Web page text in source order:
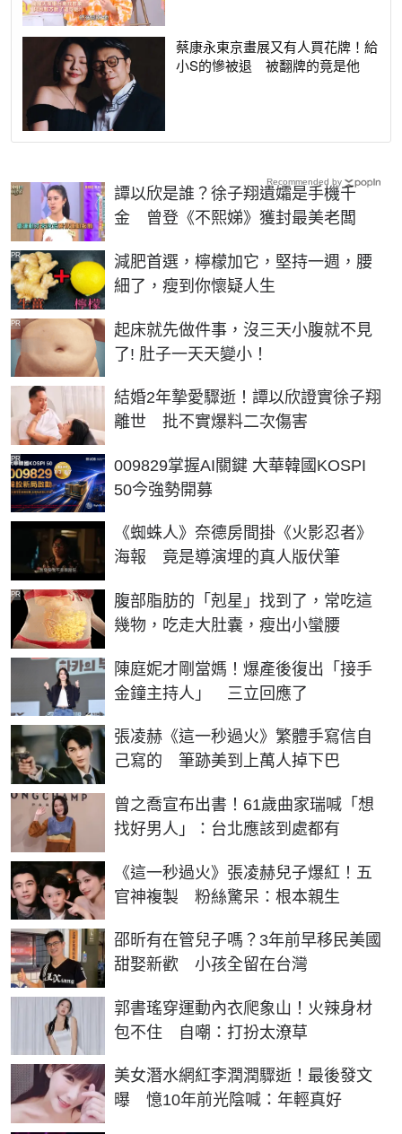
蔡康永東京畫展又有人買花牌！給
小S的慘被退 被翻牌的竟是他
譚以欣是誰？徐子翔遺孀是手機千
金 曾登《不熙娣》獲封最美老闆
減肥首選，檸檬加它，堅持一週，腰
細了，瘦到你懷疑人生
PR
起床就先做件事，沒三天小腹就不見
了! 肚子一天天變小！
PR
結婚2年摯愛驟逝！譚以欣證實徐子翔
離世 批不實爆料二次傷害
009829掌握AI關鍵 大華韓國KOSPI
50今強勢開募
PR
《蜘蛛人》奈德房間掛《火影忍者》
海報 竟是導演埋的真人版伏筆
腹部脂肪的「剋星」找到了，常吃這
幾物，吃走大肚囊，瘦出小蠻腰
PR
陳庭妮才剛當媽！爆產後復出「接手
金鐘主持人」 三立回應了
張凌赫《這一秒過火》繁體手寫信自
己寫的 筆跡美到上萬人掉下巴
曾之喬宣布出書！61歲曲家瑞喊「想
找好男人」：台北應該到處都有
《這一秒過火》張凌赫兒子爆紅！五
官神複製 粉絲驚呆：根本親生
邵昕有在管兒子嗎？3年前早移民美國
甜娶新歡 小孩全留在台灣
郭書瑤穿運動內衣爬象山！火辣身材
包不住 自嘲：打扮太潦草
美女潛水網紅李潤潤驟逝！最後發文
曝 憶10年前光陰喊：年輕真好
Recommended by